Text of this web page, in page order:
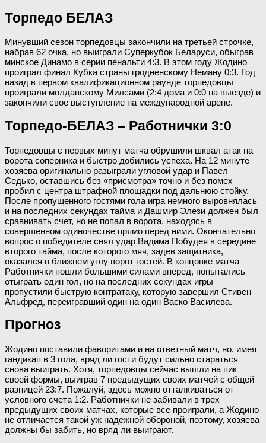
Торпедо БЕЛАЗ
Минувший сезон торпедовцы закончили на третьей строчке,
набрав 62 очка, но выиграли Суперкубок Беларуси, обыграв
минское Динамо в серии пенальти 4:3. В этом году Жодино
проиграл финал Кубка страны гродненскому Неману 0:3. Год
назад в первом квалификационном раунде торпедовцы
проиграли молдавскому Милсами (2:4 дома и 0:0 на выезде) и
закончили свое выступление на международной арене.
Торпедо-БЕЛАЗ – Работнички 3:0
Торпедовцы с первых минут матча обрушили шквал атак на
ворота соперника и быстро добились успеха. На 12 минуте
хозяева оригинально разыграли угловой удар и Павел
Седько, оставшись без «присмотра» точно и без помех
пробил с центра штрафной площадки под дальнюю стойку.
После пропущенного гостями гола игра немного выровнялась
и на последних секундах тайма и Дашмир Элези должен был
сравнивать счет, но не попал в ворота, находясь в
совершенном одиночестве прямо перед ними. Окончательно
вопрос о победителе снял удар Вадима Побудея в середине
второго тайма, после которого мяч, задев защитника,
оказался в ближнем углу ворот гостей. В концовке матча
Работнички пошли большими силами вперед, попытались
отыграть один гол, но на последних секундах игры
пропустили быструю контратаку, которую завершил Стивен
Альфред, переигравший один на один Васко Василева.
Прогноз
Жодино поставили фаворитами и на ответный матч, но, имея
гандикап в 3 гола, вряд ли гости будут сильно стараться
снова выиграть. Хотя, торпедовцы сейчас вышли на пик
своей формы, выиграв 7 предыдущих своих матчей с общей
разницей 23:7. Пожалуй, здесь можно отталкиваться от
условного счета 1:2. Работнички не забивали в трех
предыдущих своих матчах, которые все проиграли, а Жодино
не отличается такой уж надежной обороной, поэтому, хозяева
должны бы забить, но вряд ли выиграют.